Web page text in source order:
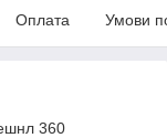
Оплата Умови
360